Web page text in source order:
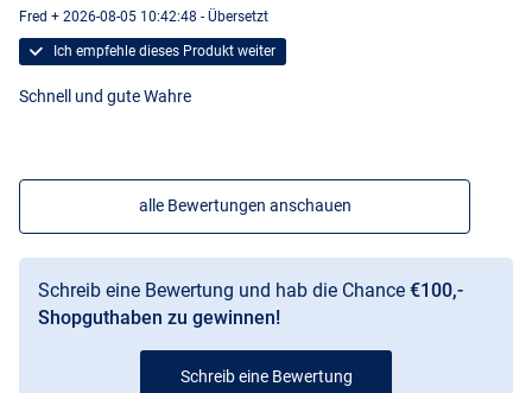
Fred + 2026-08-05 10:42:48 - Übersetzt
Ich empfehle dieses Produkt weiter
Schnell und gute Wahre
alle Bewertungen anschauen
Schreib eine Bewertung und hab die Chance €100,-
Shopguthaben zu gewinnen!
Schreib eine Bewertung